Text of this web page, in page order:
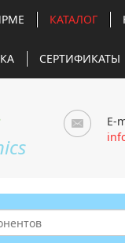
КАТАЛОГ
СЕРТИФИКАТЫ
E-